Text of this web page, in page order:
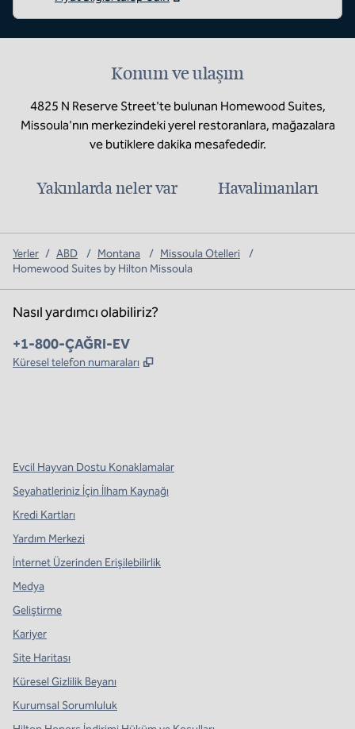
Konum ve ulaşım
4825 N Reserve Street'te bulunan Homewood Suites,
Missoula'nın merkezindeki yerel restoranlara, mağazalara
ve butiklere dakika mesafededir.
Yakınlarda neler var Havalimanları
Yerler / ABD / Montana / Missoula Otelleri
/
Homewood Suites by Hilton Missoula
Nasıl yardımcı olabiliriz?
Telefon:
+1-800-ÇAĞRI-EV
Küresel telefon numaraları ,
Evcil Hayvan Dostu Konaklamalar
Seyahatleriniz İçin İlham Kaynağı
Kredi Kartları
Yardım Merkezi
İnternet Üzerinden Erişilebilirlik
Medya
Geliştirme
Kariyer
Site Haritası
Küresel Gizlilik Beyanı
Kurumsal Sorumluluk